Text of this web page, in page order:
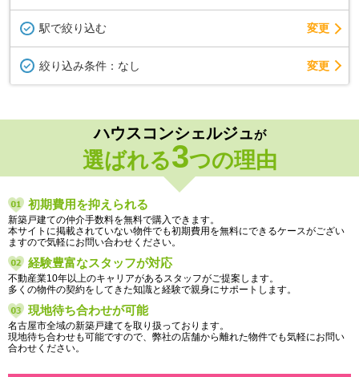
駅で絞り込む 変更
絞り込み条件： なし 変更
ハウスコンシェルジュが
選ばれる3つの理由
初期費用を抑えられる
新築戸建ての仲介手数料を無料で購入できます。
本サイトに掲載されていない物件でも初期費用を無料にできるケースがござい
ますので気軽にお問い合わせください。
経験豊富なスタッフが対応
不動産業10年以上のキャリアがあるスタッフがご提案します。
多くの物件の契約をしてきた知識と経験で親身にサポートします。
現地待ち合わせが可能
名古屋市全域の新築戸建てを取り扱っております。
現地待ち合わせも可能ですので、弊社の店舗から離れた物件でも気軽にお問い
合わせください。